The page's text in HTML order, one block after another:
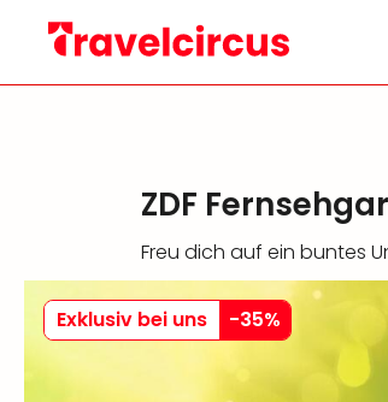
ZDF
Freu dich auf ein buntes
Exklusiv bei uns -35%